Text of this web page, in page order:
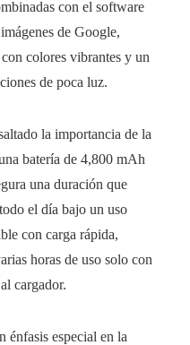
con el software
de Google,
colores vibrantes y un
de poca luz.
la importancia de la
batería de 4,800 mAh
una duración que
el día bajo un uso
con carga rápida,
horas de uso solo con
cargador.
énfasis especial en la